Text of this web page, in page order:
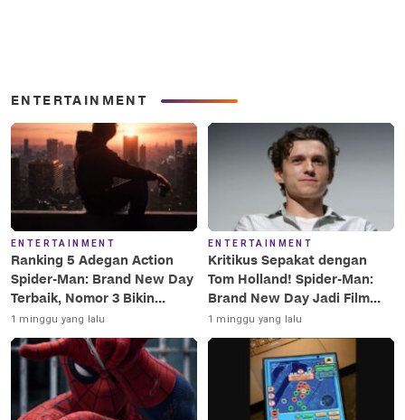
ENTERTAINMENT
ENTERTAINMENT
Ranking 5 Adegan Action
Spider-Man: Brand New Day
Terbaik, Nomor 3 Bikin
Terkesima!
1 minggu yang lalu
ENTERTAINMENT
Kritikus Sepakat dengan
Tom Holland! Spider-Man:
Brand New Day Jadi Film
Terbaik Era MCU
1 minggu yang lalu